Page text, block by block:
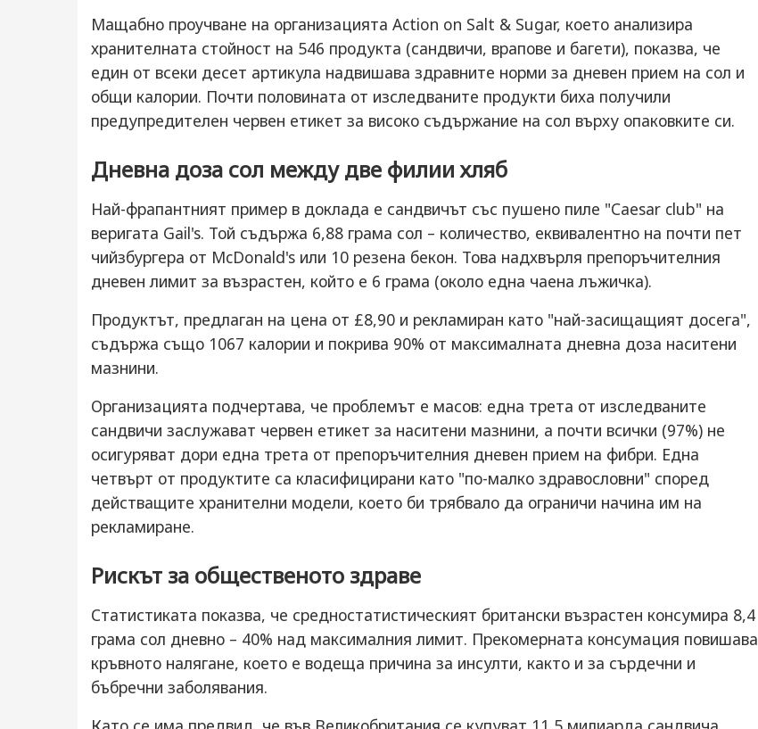
Мащабно проучване на организацията Action on Salt & Sugar, което анализира
хранителната стойност на 546 продукта (сандвичи, врапове и багети), показва, че
един от всеки десет артикула надвишава здравните норми за дневен прием на сол и
общи калории. Почти половината от изследваните продукти биха получили
предупредителен червен етикет за високо съдържание на сол върху опаковките си.
Дневна доза сол между две филии хляб
Най-фрапантният пример в доклада е сандвичът със пушено пиле "Caesar club" на
веригата Gail's. Той съдържа 6,88 грама сол – количество, еквивалентно на почти пет
чийзбургера от McDonald's или 10 резена бекон. Това надхвърля препоръчителния
дневен лимит за възрастен, който е 6 грама (около една чаена лъжичка).
Продуктът, предлаган на цена от £8,90 и рекламиран като "най-засищащият досега",
съдържа също 1067 калории и покрива 90% от максималната дневна доза наситени
мазнини.
Организацията подчертава, че проблемът е масов: една трета от изследваните
сандвичи заслужават червен етикет за наситени мазнини, а почти всички (97%) не
осигуряват дори една трета от препоръчителния дневен прием на фибри. Една
четвърт от продуктите са класифицирани като "по-малко здравословни" според
действащите хранителни модели, което би трябвало да ограничи начина им на
рекламиране.
Рискът за общественото здраве
Статистиката показва, че средностатистическият британски възрастен консумира 8,4
грама сол дневно – 40% над максималния лимит. Прекомерната консумация повишава
кръвното налягане, което е водеща причина за инсулти, както и за сърдечни и
бъбречни заболявания.